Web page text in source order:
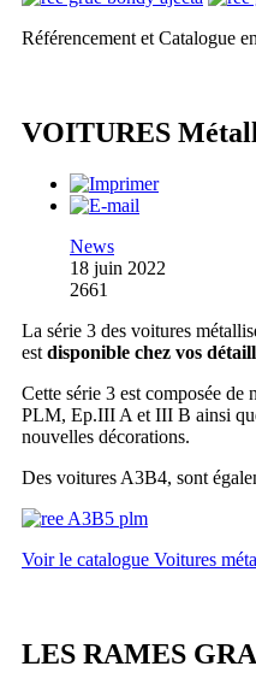
Référencement et Catalogue
VOITURES
News
18 juin 2022
2661
La série 3 des voitures
est disponible chez vos
Cette série 3 est composée
PLM, Ep.III A et III B ainsi
nouvelles décorations.
Des voitures A3B4, sont
Voir le catalogue Voitures
LES RAMES